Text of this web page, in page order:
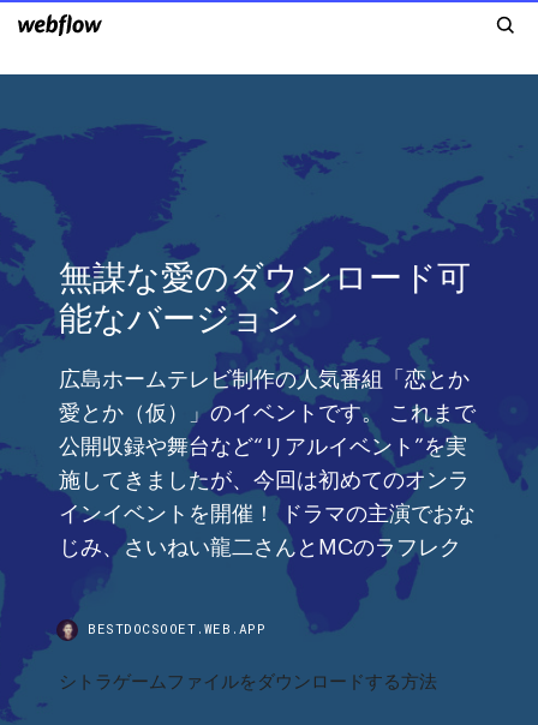
無謀な愛のダウンロード可
能なバージョン
広島ホームテレビ制作の人気番組「恋とか
愛とか（仮）」のイベントです。 これまで
公開収録や舞台など“リアルイベント”を実
施してきましたが、今回は初めてのオンラ
インイベントを開催！ ドラマの主演でおな
じみ、さいねい龍二さんとMCのラフレク
BESTDOCSOOET.WEB.APP
シトラゲームファイルをダウンロードする方法